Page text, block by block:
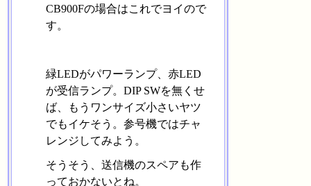
CB900Fの場合はこれでヨイので
す。
緑LEDがパワーランプ、赤LED
が受信ランプ。DIP SWを無くせ
ば、もうワンサイズ小さいヤツ
でもイケそう。参号機ではチャ
レンジしてみよう。
そうそう、送信機のスペアも作
っておかないとね。